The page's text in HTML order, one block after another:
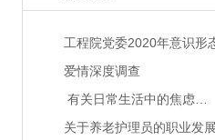
工程院党委2020年意识形
爱情深度调查
有关日常生活中的焦虑…
关于养老护理员的职业发